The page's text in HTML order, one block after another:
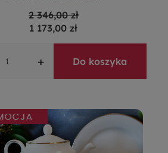
2 346,00 zł
1 173,00 zł
+ Do koszyka